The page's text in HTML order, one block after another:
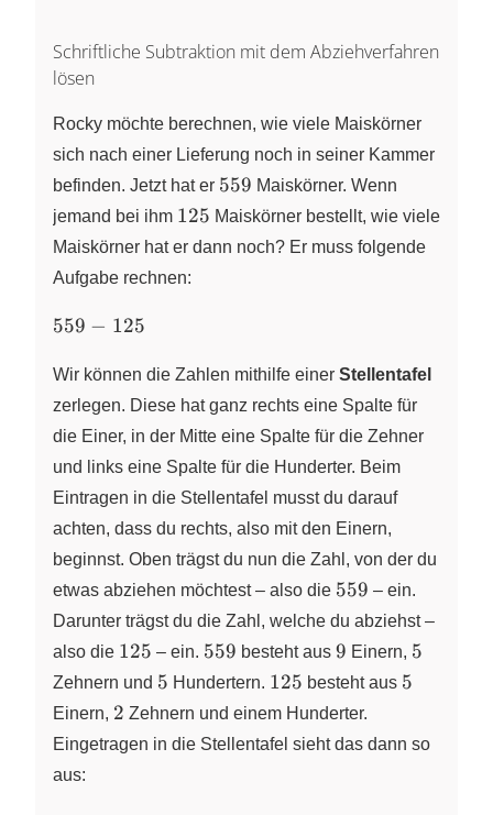
Schriftliche Subtraktion mit dem Abziehverfahren
lösen
Rocky möchte berechnen, wie viele Maiskörner
sich nach einer Lieferung noch in seiner Kammer
befinden. Jetzt hat er 559
559 Maiskörner. Wenn
jemand bei ihm 125
125 Maiskörner bestellt, wie viele
Maiskörner hat er dann noch? Er muss folgende
Aufgabe rechnen:
559
125
559 − 125
Wir können die Zahlen mithilfe einer Stellentafel
zerlegen. Diese hat ganz rechts eine Spalte für
die Einer, in der Mitte eine Spalte für die Zehner
und links eine Spalte für die Hunderter. Beim
Eintragen in die Stellentafel musst du darauf
achten, dass du rechts, also mit den Einern,
beginnst. Oben trägst du nun die Zahl, von der du
etwas abziehen möchtest – also die 559
559 – ein.
Darunter trägst du die Zahl, welche du abziehst –
also die 125
125 – ein. 559
559 besteht aus 9
9 Einern, 5
5
Zehnern und 5
5 Hundertern. 125
125 besteht aus 5
5
Einern, 2
2 Zehnern und einem Hunderter.
Eingetragen in die Stellentafel sieht das dann so
aus: